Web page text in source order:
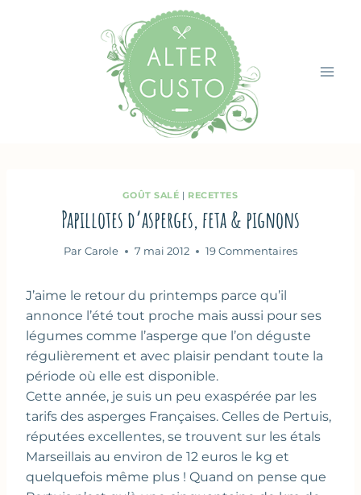
GOÛT SALÉ | RECETTES
Papillotes d’asperges, feta & pignons
Par Carole 7 mai 2012 19 Commentaires
J’aime le retour du printemps parce qu’il
annonce l’été tout proche mais aussi pour ses
légumes comme l’asperge que l’on déguste
régulièrement et avec plaisir pendant toute la
période où elle est disponible.
Cette année, je suis un peu exaspérée par les
tarifs des asperges Françaises. Celles de Pertuis,
réputées excellentes, se trouvent sur les étals
Marseillais au environ de 12 euros le kg et
quelquefois même plus ! Quand on pense que